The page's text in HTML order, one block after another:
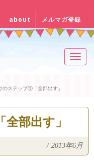
about メルマガ登録
のステップ①「全部出す」
部出す」
/ 2013年6月